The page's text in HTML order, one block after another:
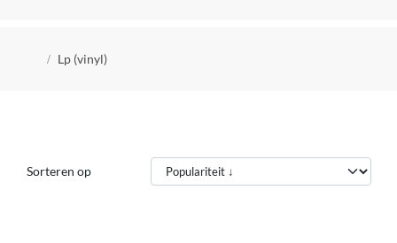
Kruimelpad
Lp (vinyl)
Sorteren op